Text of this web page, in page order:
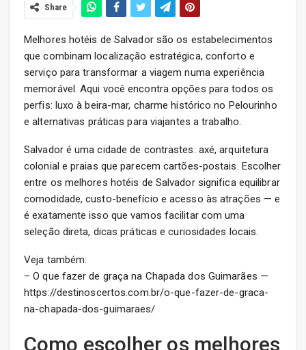
Share
Melhores hotéis de Salvador são os estabelecimentos
que combinam localização estratégica, conforto e
serviço para transformar a viagem numa experiência
memorável. Aqui você encontra opções para todos os
perfis: luxo à beira-mar, charme histórico no Pelourinho
e alternativas práticas para viajantes a trabalho.
Salvador é uma cidade de contrastes: axé, arquitetura
colonial e praias que parecem cartões-postais. Escolher
entre os melhores hotéis de Salvador significa equilibrar
comodidade, custo-benefício e acesso às atrações — e
é exatamente isso que vamos facilitar com uma
seleção direta, dicas práticas e curiosidades locais.
Veja também:
– O que fazer de graça na Chapada dos Guimarães —
https://destinoscertos.com.br/o-que-fazer-de-graca-
na-chapada-dos-guimaraes/
Como escolher os melhores